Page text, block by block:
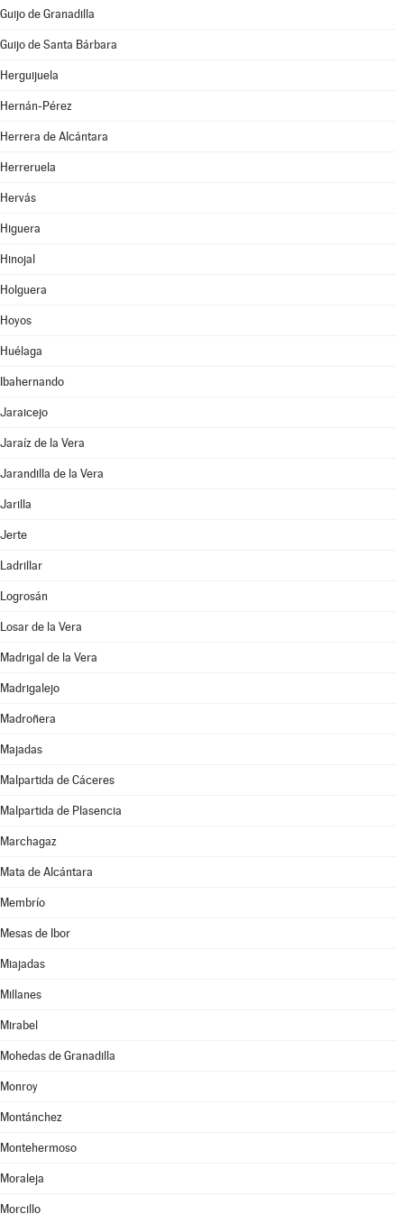
Guijo de Granadilla
Guijo de Santa Bárbara
Herguijuela
Hernán-Pérez
Herrera de Alcántara
Herreruela
Hervás
Higuera
Hinojal
Holguera
Hoyos
Huélaga
Ibahernando
Jaraicejo
Jaraíz de la Vera
Jarandilla de la Vera
Jarilla
Jerte
Ladrillar
Logrosán
Losar de la Vera
Madrigal de la Vera
Madrigalejo
Madroñera
Majadas
Malpartida de Cáceres
Malpartida de Plasencia
Marchagaz
Mata de Alcántara
Membrío
Mesas de Ibor
Miajadas
Millanes
Mirabel
Mohedas de Granadilla
Monroy
Montánchez
Montehermoso
Moraleja
Morcillo